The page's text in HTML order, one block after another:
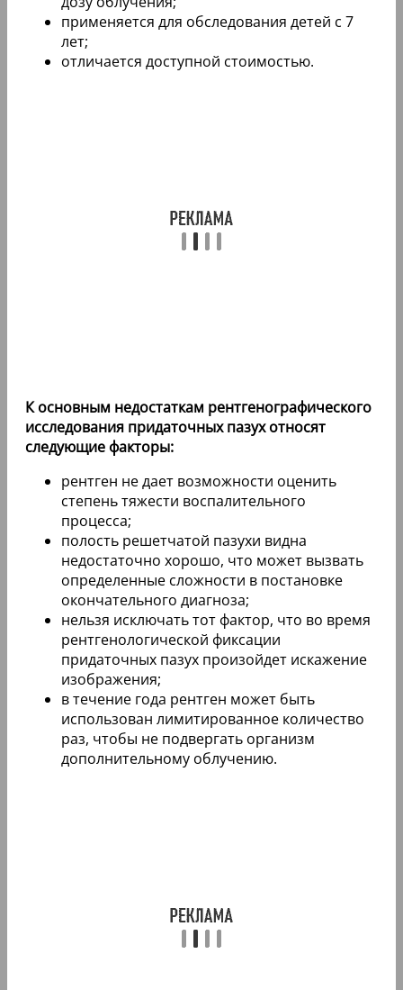
применяется для обследования детей с 7
лет;
отличается доступной стоимостью.
К основным недостаткам рентгенографического
исследования придаточных пазух относят
следующие факторы:
рентген не дает возможности оценить
степень тяжести воспалительного
процесса;
полость решетчатой пазухи видна
недостаточно хорошо, что может вызвать
определенные сложности в постановке
окончательного диагноза;
нельзя исключать тот фактор, что во время
рентгенологической фиксации
придаточных пазух произойдет искажение
изображения;
в течение года рентген может быть
использован лимитированное количество
раз, чтобы не подвергать организм
дополнительному облучению.